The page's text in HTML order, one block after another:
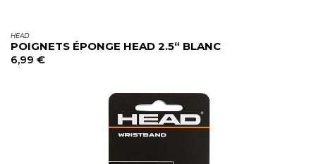
HEAD
POIGNETS ÉPONGE HEAD 2.5“ BLANC
6,99 €